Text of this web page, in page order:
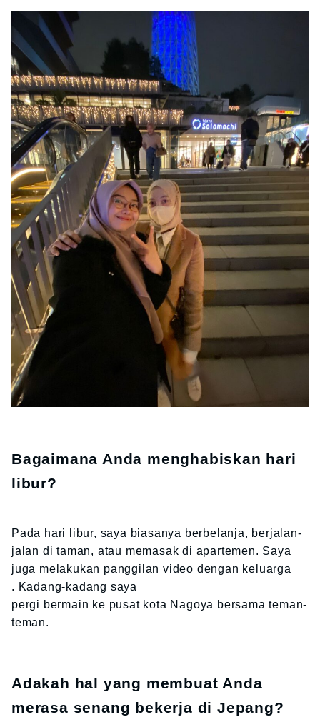
Bagaimana Anda menghabiskan hari
libur?
Pada hari libur, saya biasanya berbelanja, berjalan-
jalan di taman, atau memasak di apartemen. Saya
juga melakukan panggilan video dengan keluarga
. Kadang-kadang saya
pergi bermain ke pusat kota Nagoya bersama teman-
teman.
Adakah hal yang membuat Anda
merasa senang bekerja di Jepang?